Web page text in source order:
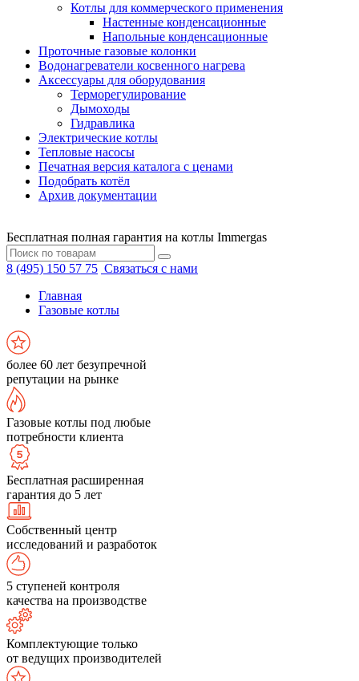
Котлы для коммерческого применения
Настенные конденсационные
Напольные конденсационные
Проточные газовые колонки
Водонагреватели косвенного нагрева
Аксессуары для оборудования
Терморегулирование
Дымоходы
Гидравлика
Электрические котлы
Тепловые насосы
Печатная версия каталога с ценами
Подобрать котёл
Архив документации
Бесплатная полная гарантия на котлы Immergas
8 (495) 150 57 75 Связаться с нами
Главная
Газовые котлы
более 60 лет безупречной
репутации на рынке
Газовые котлы под любые
потребности клиента
Бесплатная расширенная
гарантия до 5 лет
Собственный центр
исследований и разработок
5 ступеней контроля
качества на производстве
Комплектующие только
от ведущих производителей